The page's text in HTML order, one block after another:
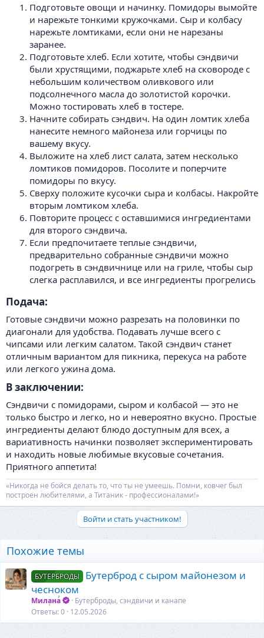
Подготовьте овощи и начинку. Помидоры вымойте
и нарежьте тонкими кружочками. Сыр и колбасу
нарежьте ломтиками, если они не нарезаны
заранее.
Подготовьте хлеб. Если хотите, чтобы сэндвичи
были хрустящими, поджарьте хлеб на сковороде с
небольшим количеством оливкового или
подсолнечного масла до золотистой корочки.
Можно тостировать хлеб в тостере.
Начните собирать сэндвич. На один ломтик хлеба
нанесите немного майонеза или горчицы по
вашему вкусу.
Выложите на хлеб лист салата, затем несколько
ломтиков помидоров. Посолите и поперчите
помидоры по вкусу.
Сверху положите кусочки сыра и колбасы. Накройте
вторым ломтиком хлеба.
Повторите процесс с оставшимися ингредиентами
для второго сэндвича.
Если предпочитаете теплые сэндвичи,
предварительно собранные сэндвичи можно
подогреть в сэндвичнице или на гриле, чтобы сыр
слегка расплавился, и все ингредиенты прогрелись
Подача:​
Готовые сэндвичи можно разрезать на половинки по
диагонали для удобства. Подавать лучше всего с
чипсами или легким салатом. Такой сэндвич станет
отличным вариантом для пикника, перекуса на работе
или легкого ужина дома.
В заключении:​
Сэндвичи с помидорами, сыром и колбасой — это не
только быстро и легко, но и невероятно вкусно. Простые
ингредиенты делают блюдо доступным для всех, а
вариативность начинки позволяет экспериментировать
и находить новые любимые вкусовые сочетания.
Приятного аппетита!
«Никогда не бойся делать то, что ты не умеешь. Помни, ковчег был
построен любителями, а Титаник - профессионалами!»
Войти и стать участником!
Похожие темы
БУТЕРБРОДЫ
Бутерброд с сыром майонезом и
чесноком
Милана
Бутерброды, сэндвичи и канапе
Ответы 0 12.05.2026